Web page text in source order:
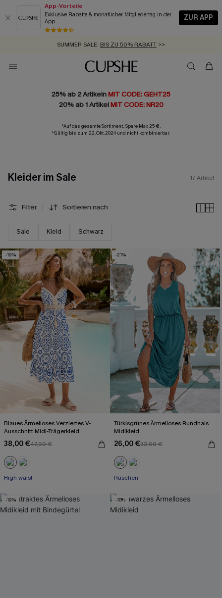
App-Vorteile
Exklusive Rabatte & monatlicher Mitgliedertag in der
App
ZUR APP
GRATIS MASSBAND MIT JEDEM SCHNELLVERSAND-ARTIKEL >>
SUMMER SALE: BIS ZU 50% RABATT >>
ZUM NEWSLETTER:BIS ZU -20% EXTRA ERHALTEN
KOSTENLOSER VERSAND AB 89 €
25% ab 2 ArtikelnMIT CODE: GEHT25
20% ab 1 ArtikelMIT CODE: NR20
*Auf das gesamte Sortiment. Spare Max 25 €.
*Gültig bis zum 22.Okt.2024 und nicht kombinierbar.
Kleider im Sale 17Artikel
Filter Sortieren nach
Sale Kleid Schwarz
-19%
Blaues Ärmelloses Verziertes V-
Ausschnitt Midi-Trägerkleid
38,00 €47,00 €
High waist
-21%
Türkisgrünes Ärmelloses Rundhals
Midikleid
26,00 €33,00 €
Rüschen
-19% -10%